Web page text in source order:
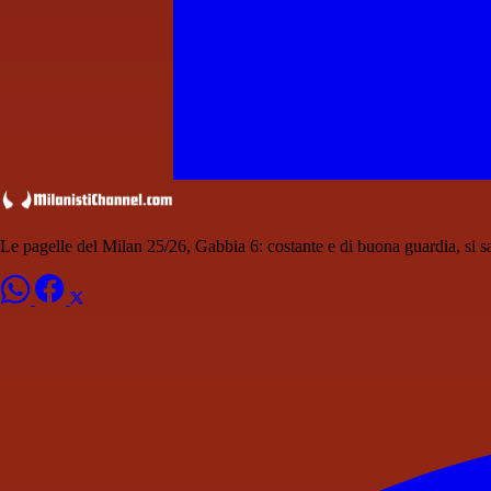
Le pagelle del Milan 25/26, Gabbia 6: costante e di buona guardia, si